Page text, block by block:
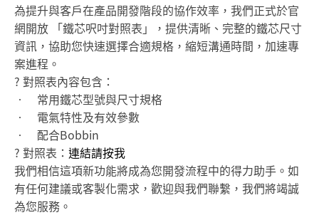
為提升與客戶在產品開發階段的協作效率，我們正式於官
網開放 「鐵芯呎吋對照表」，提供清晰、完整的鐵芯尺寸
資訊，協助您快速選擇合適規格，縮短溝通時間，加速專
案進程。
? 對照表內容包含：
• 常用鐵芯型號與尺寸規格
• 電氣特性及有效參數
• 配合Bobbin
? 對照表： 連結請按我
我們相信這項新功能將成為您開發流程中的得力助手。如
有任何建議或客製化需求，歡迎與我們聯繫，我們將竭誠
為您服務。